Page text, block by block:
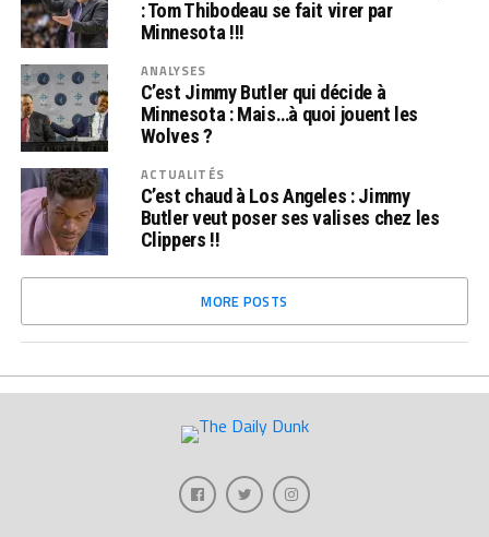
: Tom Thibodeau se fait virer par
Minnesota !!!
ANALYSES
C’est Jimmy Butler qui décide à
Minnesota : Mais…à quoi jouent les
Wolves ?
ACTUALITÉS
C’est chaud à Los Angeles : Jimmy
Butler veut poser ses valises chez les
Clippers !!
MORE POSTS